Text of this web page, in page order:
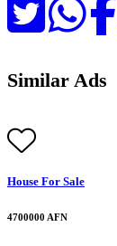
Similar Ads
House For Sale
4700000 AFN